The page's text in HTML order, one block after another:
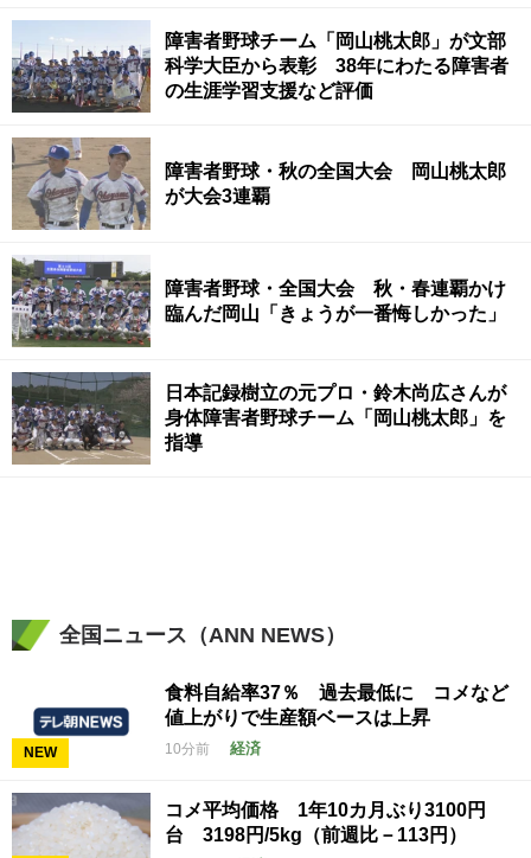
障害者野球チーム「岡山桃太郎」が文部
科学大臣から表彰 38年にわたる障害者
の生涯学習支援など評価
障害者野球・秋の全国大会 岡山桃太郎
が大会3連覇
障害者野球・全国大会 秋・春連覇かけ
臨んだ岡山「きょうが一番悔しかった」
日本記録樹立の元プロ・鈴木尚広さんが
身体障害者野球チーム「岡山桃太郎」を
指導
全国ニュース（ANN NEWS）
NEW
食料自給率37％ 過去最低に コメなど
値上がりで生産額ベースは上昇
10分前 経済
コメ平均価格 1年10カ月ぶり3100円
台 3198円/5kg（前週比－113円）